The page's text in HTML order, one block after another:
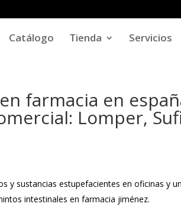
Catálogo Tienda Servicios
farmacia en
Lomper,
y sustancias estupefacientes en oficinas y
intestinales en farmacia jiménez.